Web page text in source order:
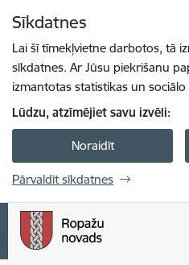
Sīkdatnes
Lai šī tīmekļvietne darbotos, tā
sīkdatnes. Ar Jūsu piekrišanu
izmantotas statistikas un
Lūdzu, atzīmējiet savu izvēli:
Noraidīt
Pārvaldīt sīkdatnes